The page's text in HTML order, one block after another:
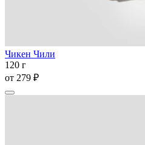
Чикен Чили
120 г
от 279 ₽